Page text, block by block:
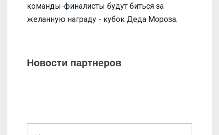
команды-финалисты будут биться за
желанную награду - кубок Деда Мороза.
Новости партнеров